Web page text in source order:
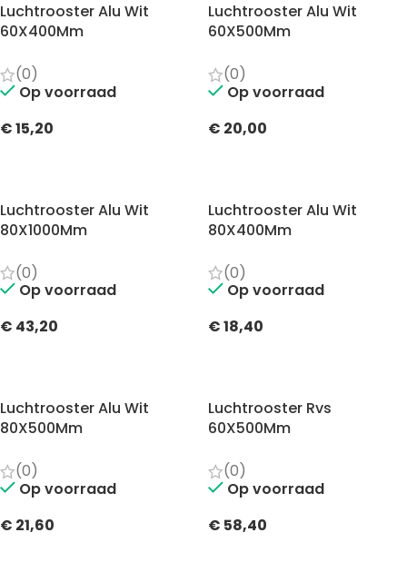
Luchtrooster Alu Wit
60X400Mm
(0)
Op voorraad
€15,20
Luchtrooster Alu Wit
60X500Mm
(0)
Op voorraad
€ 20,00
Luchtrooster Alu Wit
80X1000Mm
(0)
Op voorraad
€ 43,20
Luchtrooster Alu Wit
80X400Mm
(0)
Op voorraad
€18,40
Luchtrooster Alu Wit
80X500Mm
(0)
Op voorraad
€ 21,60
Luchtrooster Rvs
60X500Mm
(0)
Op voorraad
€ 58,40